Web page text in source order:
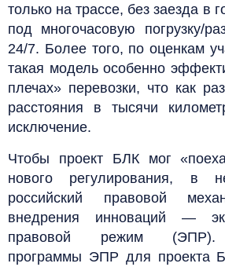
только на трассе, без заезда в
под многочасовую погрузку/
24/7. Более того, по оценкам
такая модель особенно
плечах» перевозки, что как
расстояния в тысячи
исключение.
Чтобы проект БЛК мог
нового регулирования, в
российский правовой
внедрения инноваций —
правовой режим (ЭПР).
программы ЭПР для проекта